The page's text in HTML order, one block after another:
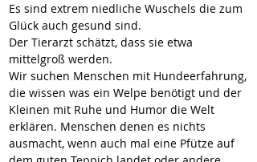
Es sind extrem niedliche Wuschels die zum
Glück auch gesund sind.
Der Tierarzt schätzt, dass sie etwa
mittelgroß werden.
Wir suchen Menschen mit Hundeerfahrung,
die wissen was ein Welpe benötigt und der
Kleinen mit Ruhe und Humor die Welt
erklären. Menschen denen es nichts
ausmacht, wenn auch mal eine Pfütze auf